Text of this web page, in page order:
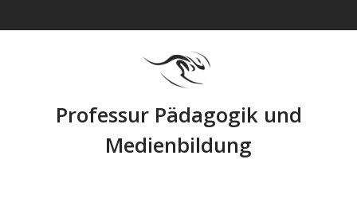
Professur Pädagogik und
Medienbildung